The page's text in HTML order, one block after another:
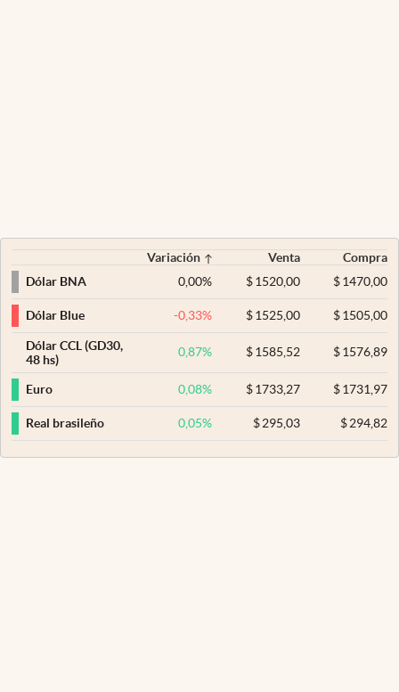
Variación Venta
Compra
Dólar BNA
0,00% $ 1520,00 $1470,00
Dólar Blue -0,33% $ 1525,00 $1505,00
Dólar CCL (GD30,
48 hs)
0,87% $ 1585,52 $1576,89
Euro 0,08% $ 1733,27 $1731,97
Real brasileño 0,05% $ 295,03 $294,82